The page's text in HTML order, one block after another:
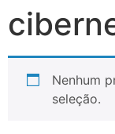
Nenhum
seleção.